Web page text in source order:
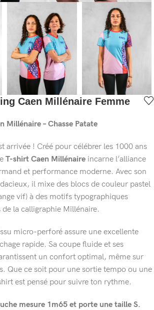
Caen Millénaire Femme
Millénaire – Chasse Patate
arrivée ! Créé pour célébrer les 1000 ans
T-shirt Caen Millénaire incarne l’alliance
et performance moderne. Avec son
il mixe des blocs de couleur pastel
vif) à des motifs typographiques
de la calligraphie Millénaire.
micro-perforé assure une excellente
rapide. Sa coupe fluide et ses
un confort optimal, même sur
Que ce soit pour une sortie tempo ou une
est pensé pour suivre ton rythme.
mesure 1m65 et porte une taille S.